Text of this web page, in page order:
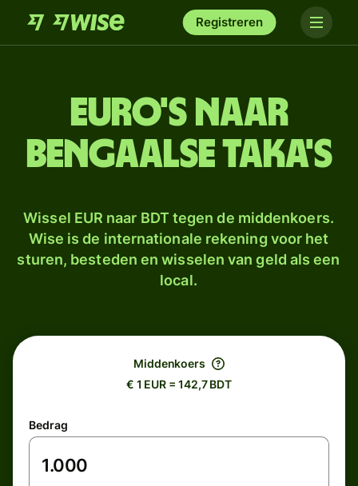
Registreren
euro's naar
Bengaalse taka's
Wissel EUR naar BDT tegen de middenkoers.
Wise is de internationale rekening voor het
sturen, besteden en wisselen van geld als een
local.
Middenkoers
€ 1 EUR = 142,7 BDT
Bedrag